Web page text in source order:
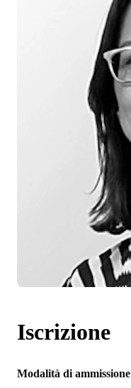
Iscrizione
Modalità di ammissione